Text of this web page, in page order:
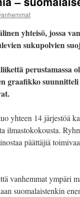
yhteisö, jossa
sukupolvien
perustamassa
graafikko
yhteen 14 järjestöä
ilmastokokousta.
päättäjiä
vanhemmat ympäri
suomalaistenkin